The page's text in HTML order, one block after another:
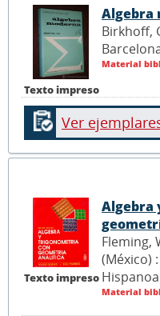
Texto impreso
Algebra
Birkhoff,
Material
Ver
Texto impreso
Algebra
Fleming,
(México)
Material